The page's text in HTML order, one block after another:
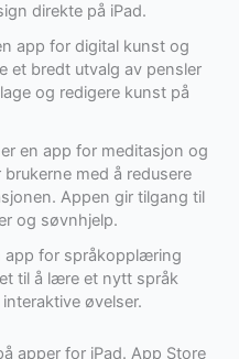
direkte på iPad.
app for digital kunst og
et bredt utvalg av pensler
og redigere kunst på
en app for meditasjon og
med å redusere
Appen gir tilgang til
og søvnhjelp.
app for språkopplæring
til å lære et nytt språk
øvelser.
apper for iPad. App Store